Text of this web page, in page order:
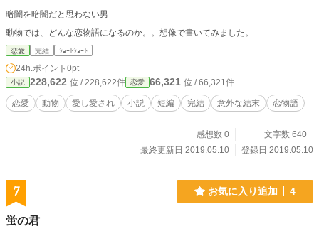
暗闇を暗闇だと思わない男
動物では、どんな恋物語になるのか。。想像で書いてみました。
恋愛 完結 ｼｮｰﾄｼｮｰﾄ
24h.ポイント 0pt
小説 228,622 位 / 228,622件 恋愛 66,321 位 / 66,321件
恋愛 動物 愛し愛され 小説 短編 完結 意外な結末 恋物語
感想数 0
文字数 640
最終更新日 2019.05.10
登録日 2019.05.10
7 お気に入り追加 4
蛍の君